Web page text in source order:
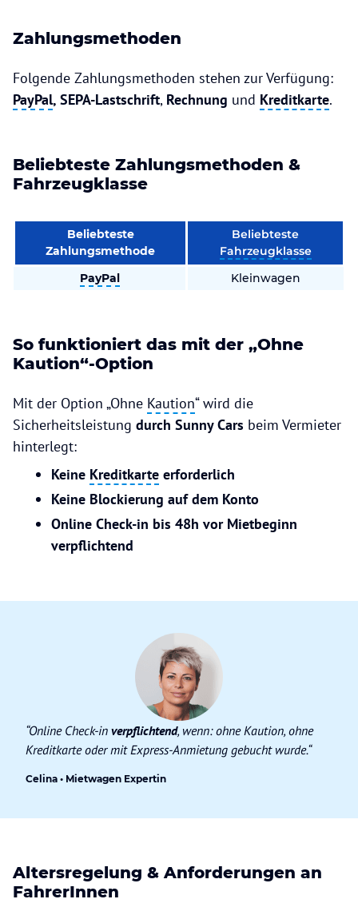
Zahlungsmethoden
Folgende Zahlungsmethoden stehen zur Verfügung:
PayPal, SEPA-Lastschrift, Rechnung und Kreditkarte.
Beliebteste Zahlungsmethoden &
Fahrzeugklasse
Beliebteste
Zahlungsmethode
Beliebteste
Fahrzeugklasse
PayPal
Kleinwagen
So funktioniert das mit der „Ohne
Kaution“-Option
Mit der Option „Ohne Kaution“ wird die
Sicherheitsleistung durch Sunny Cars beim Vermieter
hinterlegt:
Keine Kreditkarte erforderlich
Keine Blockierung auf dem Konto
Online Check-in bis 48h vor Mietbeginn
verpflichtend
“Online Check-in verpflichtend, wenn: ohne Kaution, ohne
Kreditkarte oder mit Express-Anmietung gebucht wurde.“
Celina • Mietwagen Expertin
Altersregelung & Anforderungen an
FahrerInnen